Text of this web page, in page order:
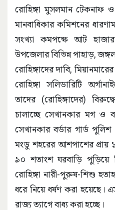
রোহিঙ্গা মুসলমান টেকনাফ
মানবাধিকার কমিশনের
সংখ্যা কমপক্ষে আট
উপজেলার বিভিন্ন পাহাড়,
রোহিঙ্গাদের দাবি, মিয়ানমারের
রোহিঙ্গা সলিডারিটি
তাদের (রোহিঙ্গাদের)
চালাচ্ছে সেখানকার মগ ও
সেখানকার বর্ডার গার্ড
মংডু শহরের আশপাশের প্রায়
৯০ শতাংশ ঘরবাড়ি পুড়িয়ে
রোহিঙ্গা নারী-পুরুষ-শিশু
ধরে নিয়ে ধর্ষণ করা হয়েছে।
রাজ্য ত্যাগে বাধ্য করা হচ্ছে।